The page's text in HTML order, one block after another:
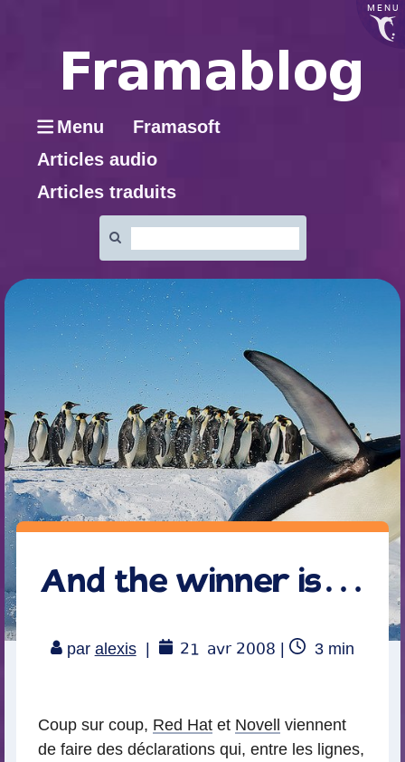
MENU
Menu
Framasoft
Articles audio
Articles traduits
:
And the winner is…
par alexis 21 avr 2008 |
Temps
3 min
Coup sur coup, Red Hat et Novell
viennent
de faire des déclarations qui, entre les lignes,